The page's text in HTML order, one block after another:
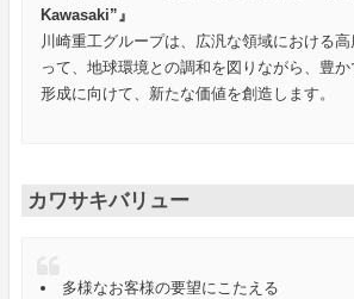
Kawasaki”』
川崎重工グループは、広汎な領域における
って、地球環境との調和を図りながら、豊
形成に向けて、新たな価値を創造します。
カワサキバリュー
多様なお客様の要望にこたえる